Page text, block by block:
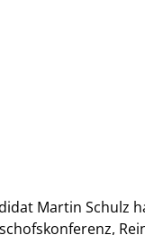
Martin